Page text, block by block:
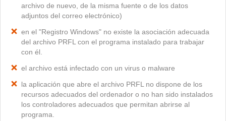
archivo de nuevo, de la misma fuente o de los datos
adjuntos del correo electrónico)
en el "Registro Windows" no existe la asociación adecuada
del archivo PRFL con el programa instalado para trabajar
con él.
el archivo está infectado con un virus o malware
la aplicación que abre el archivo PRFL no dispone de los
recursos adecuados del ordenador o no han sido instalados
los controladores adecuados que permitan abrirse al
programa.